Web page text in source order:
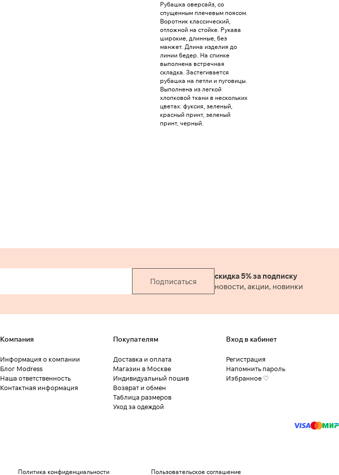
Рубашка оверсайз, со
спущенным плечевым поясом.
Воротник классический,
отложной на стойке. Рукава
широкие, длинные, без
манжет. Длина изделия до
линии бедер. На спинке
выполнена встречная
складка. Застегивается
рубашка на петли и пуговицы.
Выполнена из легкой
хлопковой ткани в нескольких
цветах: фуксия, зеленый,
красный принт, зеленый
принт, черный.
Подписаться
скидка 5% за подписку
новости, акции, новинки
Компания
Информация о компании
Блог Modress
Наша ответственность
Контактная информация
Покупателям
Доставка и оплата
Магазин в Москве
Индивидуальный пошив
Возврат и обмен
Таблица размеров
Уход за одеждой
Вход в кабинет
Регистрация
Напомнить пароль
Избранное ♡
Политика конфиденциальности Пользовательское соглашение